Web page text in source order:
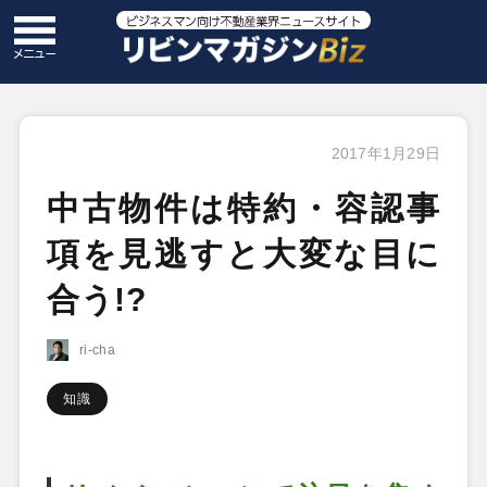
2017年1月29日
中古物件は特約・容認事
項を見逃すと大変な目に
合う!?
ri-cha
知識